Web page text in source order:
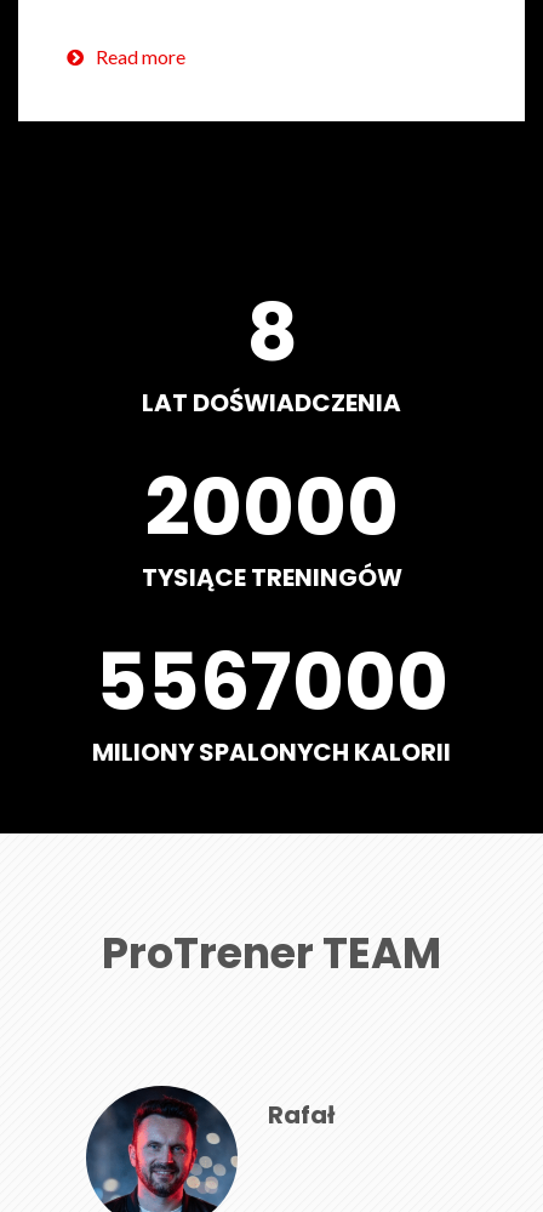
Read more
8
LAT DOŚWIADCZENIA
20000
TYSIĄCE TRENINGÓW
5567000
MILIONY SPALONYCH KALORII
ProTrener TEAM
Rafał